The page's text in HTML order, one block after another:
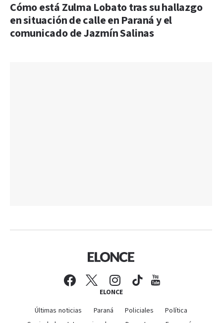
Cómo está Zulma Lobato tras su hallazgo
en situación de calle en Paraná y el
comunicado de Jazmín Salinas
ELONCE
Últimas noticias Paraná Policiales
Política